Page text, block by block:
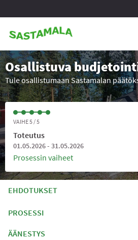
Osallistuva
Tule osallistumaan Sastamalan
VAIHE 5 / 5
Toteutus
01.05.2026 - 31.05.2026
Prosessin vaiheet
EHDOTUKSET
PROSESSI
ÄÄNESTYS